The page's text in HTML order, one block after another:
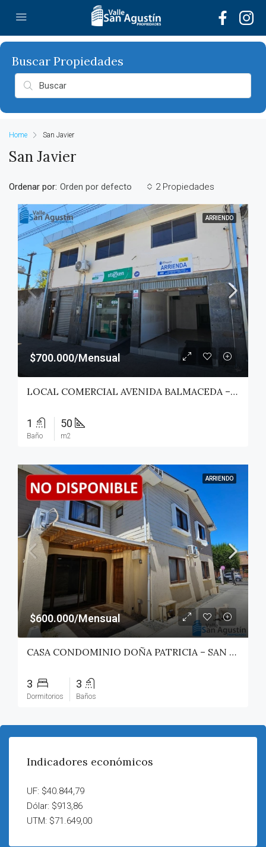
Home San Javier
San Javier
2 Propiedades
Ordenar por: Orden por defecto
ARRIENDO
$700.000/Mensual
LOCAL COMERCIAL AVENIDA BALMACEDA – SAN JAVIER
1
Baño
50
m2
ARRIENDO
$600.000/Mensual
CASA CONDOMINIO DOÑA PATRICIA – SAN JAVIER
3
Dormitorios
3
Baños
Indicadores económicos
UF: $40.844,79
Dólar: $913,86
UTM: $71.649,00